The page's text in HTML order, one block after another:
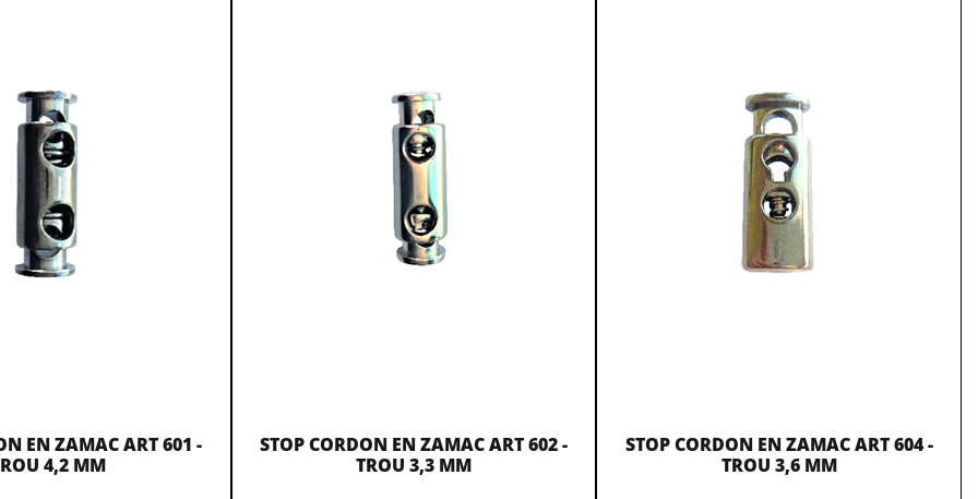
EN ZAMAC ART 601 -
4,2 MM
STOP CORDON EN ZAMAC ART 602 -
TROU 3,3 MM
STOP CORDON EN ZAMAC ART 604 -
TROU 3,6 MM